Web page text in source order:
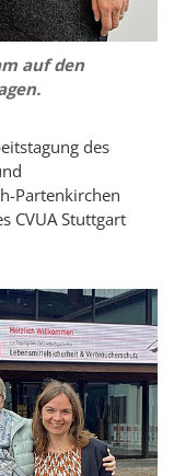
auf den
des
Partenkirchen
CVUA Stuttgart